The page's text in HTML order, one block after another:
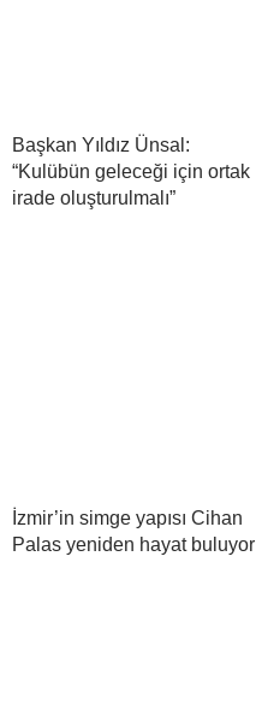
Başkan Yıldız Ünsal:
“Kulübün geleceği için ortak
irade oluşturulmalı”
İzmir’in simge yapısı Cihan
Palas yeniden hayat buluyor